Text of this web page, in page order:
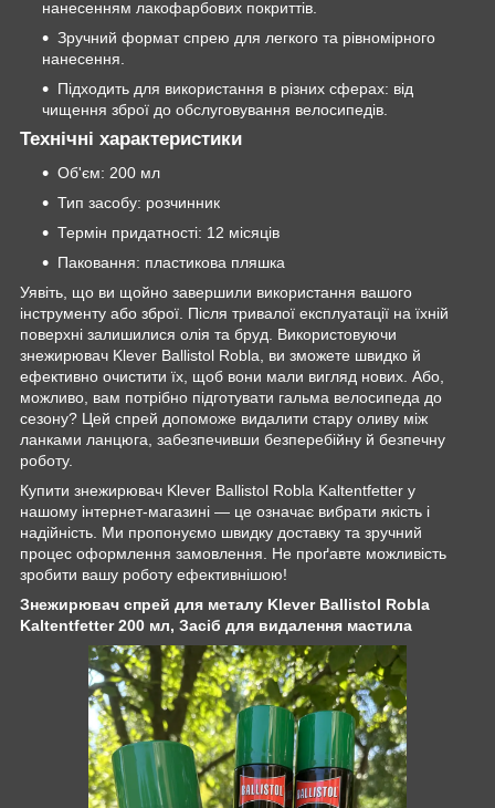
нанесенням лакофарбових покриттів.
Зручний формат спрею для легкого та рівномірного
нанесення.
Підходить для використання в різних сферах: від
чищення зброї до обслуговування велосипедів.
Технічні характеристики
Об'єм: 200 мл
Тип засобу: розчинник
Термін придатності: 12 місяців
Паковання: пластикова пляшка
Уявіть, що ви щойно завершили використання вашого
інструменту або зброї. Після тривалої експлуатації на їхній
поверхні залишилися олія та бруд. Використовуючи
знежирювач Klever Ballistol Robla, ви зможете швидко й
ефективно очистити їх, щоб вони мали вигляд нових. Або,
можливо, вам потрібно підготувати гальма велосипеда до
сезону? Цей спрей допоможе видалити стару оливу між
ланками ланцюга, забезпечивши безперебійну й безпечну
роботу.
Купити знежирювач Klever Ballistol Robla Kaltentfetter у
нашому інтернет-магазині — це означає вибрати якість і
надійність. Ми пропонуємо швидку доставку та зручний
процес оформлення замовлення. Не проґавте можливість
зробити вашу роботу ефективнішою!
Знежирювач спрей для металу Klever Ballistol Robla
Kaltentfetter 200 мл, Засіб для видалення мастила